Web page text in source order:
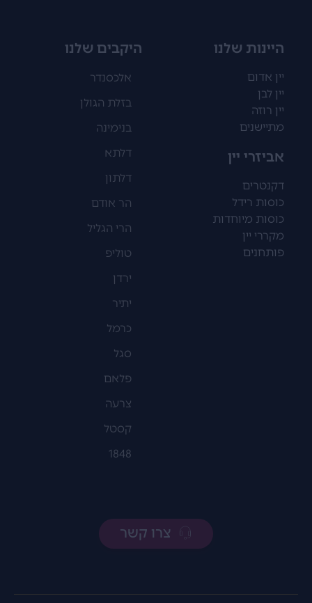
היינות שלנו
יין אדום
יין לבן
יין רוזה
מתיישנים
אביזרי יין
דקנטרים
כוסות רידל
כוסות מיוחדות
מקררי יין
פותחנים
היקבים שלנו
אלכסנדר
בזלת הגולן
בנימינה
דלתא
דלתון
הר אודם
הרי הגליל
טוליפ
ירדן
יתיר
כרמל
סגל
פלאם
צרעה
קסטל
1848
צרו קשר